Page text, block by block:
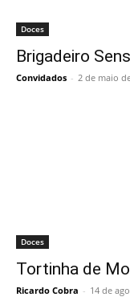
Doces
Brigadeiro
Convidados - 2 de maio
Doces
Tortinha de
Ricardo Cobra - 14 de